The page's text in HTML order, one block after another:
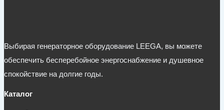
Выбирая генераторное оборудование LEEGA, вы можете
обеспечить бесперебойное энергоснабжение и душевное
спокойствие на долгие годы.
Каталог